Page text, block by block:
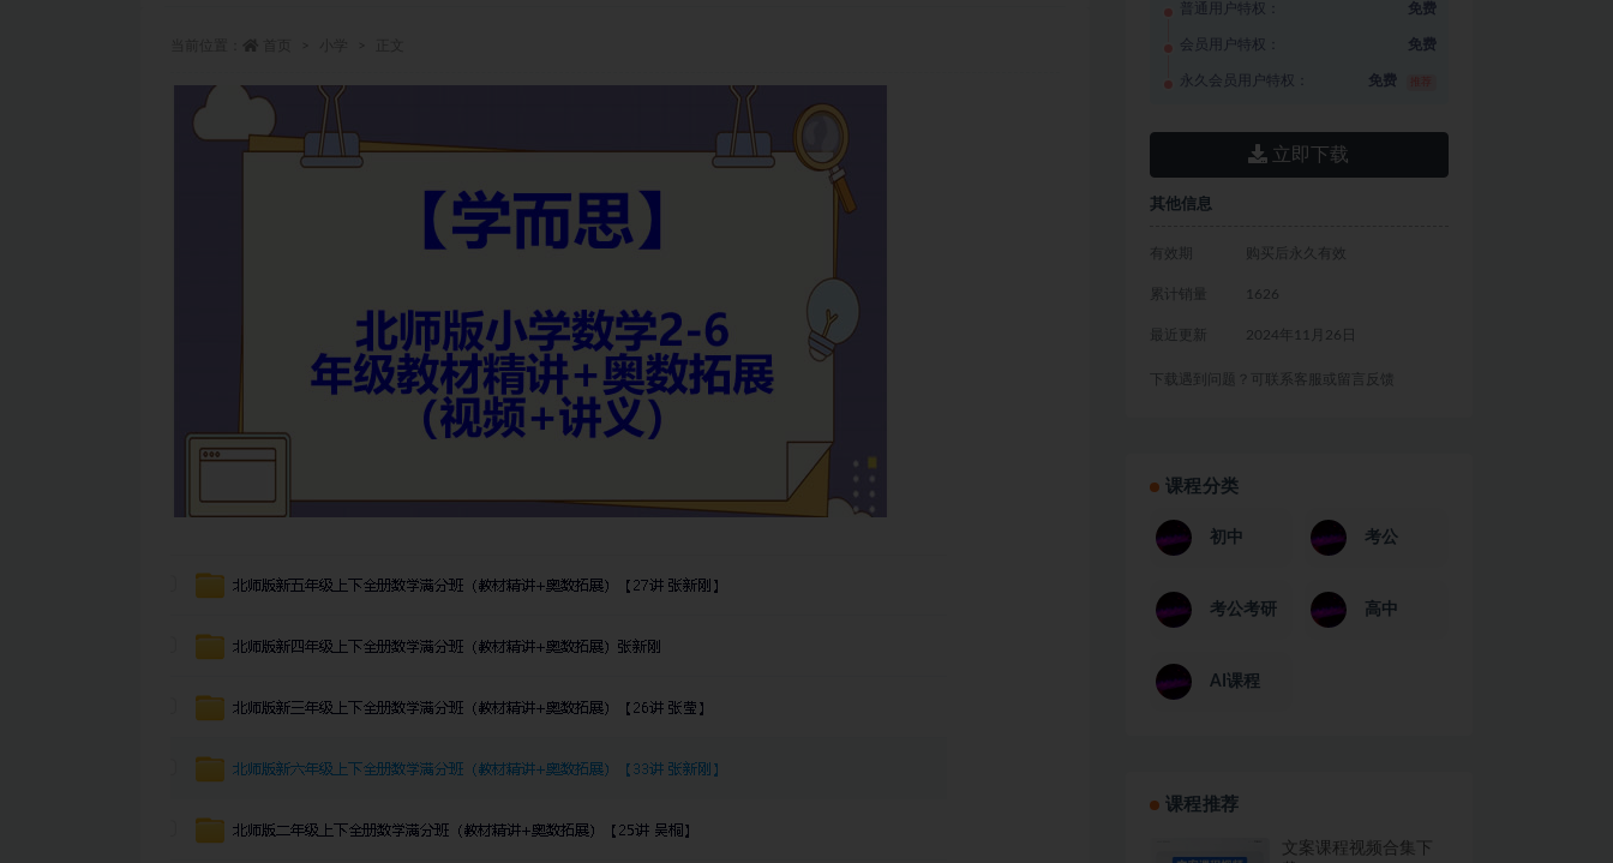
普通用户特权： 免费
会员用户特权： 免费
永久会员用户特权： 免费
立即下载
其他信息
有效期 购买后永久有效
累计销量 1626
最近更新 2024年11月26日
下载遇到问题？可联系客服或留言反馈
课程分类
初中 考公
考公考研 高中
AI课程
课程推荐
文案课程视频合集下